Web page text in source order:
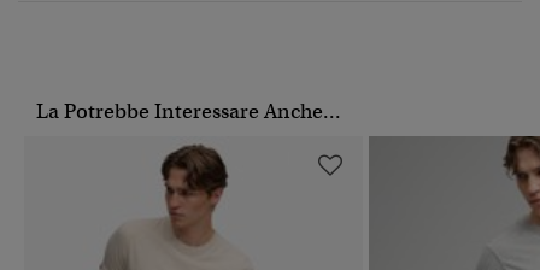
La Potrebbe Interessare Anche...